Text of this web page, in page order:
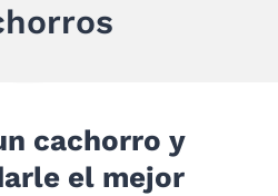
cachorro y
el mejor